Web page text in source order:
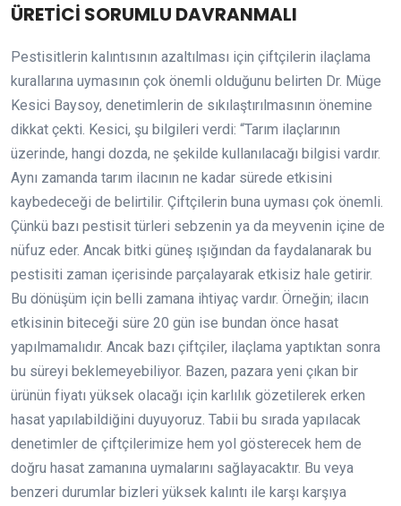
ÜRETİCİ SORUMLU DAVRANMALI
Pestisitlerin kalıntısının azaltılması için çiftçilerin ilaçlama
kurallarına uymasının çok önemli olduğunu belirten Dr. Müge
Kesici Baysoy, denetimlerin de sıkılaştırılmasının önemine
dikkat çekti. Kesici, şu bilgileri verdi: “Tarım ilaçlarının
üzerinde, hangi dozda, ne şekilde kullanılacağı bilgisi vardır.
Aynı zamanda tarım ilacının ne kadar sürede etkisini
kaybedeceği de belirtilir. Çiftçilerin buna uyması çok önemli.
Çünkü bazı pestisit türleri sebzenin ya da meyvenin içine de
nüfuz eder. Ancak bitki güneş ışığından da faydalanarak bu
pestisiti zaman içerisinde parçalayarak etkisiz hale getirir.
Bu dönüşüm için belli zamana ihtiyaç vardır. Örneğin; ilacın
etkisinin biteceği süre 20 gün ise bundan önce hasat
yapılmamalıdır. Ancak bazı çiftçiler, ilaçlama yaptıktan sonra
bu süreyi beklemeyebiliyor. Bazen, pazara yeni çıkan bir
ürünün fiyatı yüksek olacağı için karlılık gözetilerek erken
hasat yapılabildiğini duyuyoruz. Tabii bu sırada yapılacak
denetimler de çiftçilerimize hem yol gösterecek hem de
doğru hasat zamanına uymalarını sağlayacaktır. Bu veya
benzeri durumlar bizleri yüksek kalıntı ile karşı karşıya